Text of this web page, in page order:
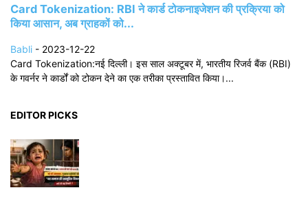
Card Tokenization: RBI ने कार्ड टोकनाइजेशन की प्रक्रिया को
किया आसान, अब ग्राहकों को...
Babli - 2023-12-22
Card Tokenization:नई दिल्ली। इस साल अक्टूबर में, भारतीय रिजर्व बैंक (RBI)
के गवर्नर ने कार्डों को टोकन देने का एक तरीका प्रस्तावित किया।...
EDITOR PICKS